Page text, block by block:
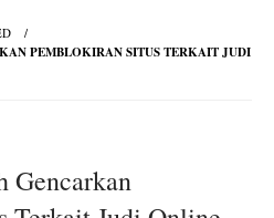
PEMBLOKIRAN SITUS TERKAIT JUDI
Gencarkan